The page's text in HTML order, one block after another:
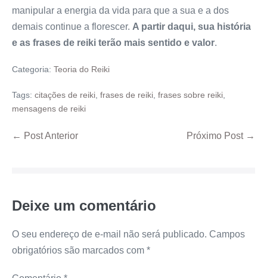
manipular a energia da vida para que a sua e a dos
demais continue a florescer. A partir daqui, sua história
e as frases de reiki terão mais sentido e valor.
Categoria: Teoria do Reiki
Tags: citações de reiki frases de reiki frases sobre reiki
mensagens de reiki
← Post Anterior Próximo Post →
Deixe um comentário
O seu endereço de e-mail não será publicado. Campos
obrigatórios são marcados com *